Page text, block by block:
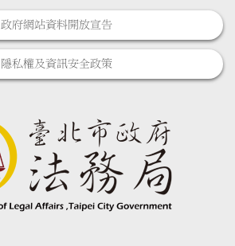
政府網站資料開放宣告
隱私權及資訊安全政策